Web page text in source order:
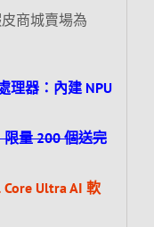
商城賣場為
理器：內建 NPU
量 200 個送完
Ultra AI 軟